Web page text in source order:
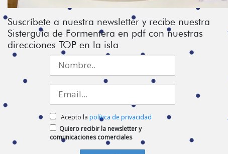
Suscríbete a nuestra newsletter y recibe nuestra
Sisterguía de Formentera en pdf con nuestras
direcciones TOP en la isla
Acepto la política de privacidad
Quiero recibir la newsletter y
comunicaciones comerciales